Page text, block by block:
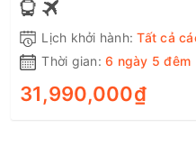
Lịch khởi hành:Tất cả
Thời gian: 6 ngày 5 đêm
31,990,000₫